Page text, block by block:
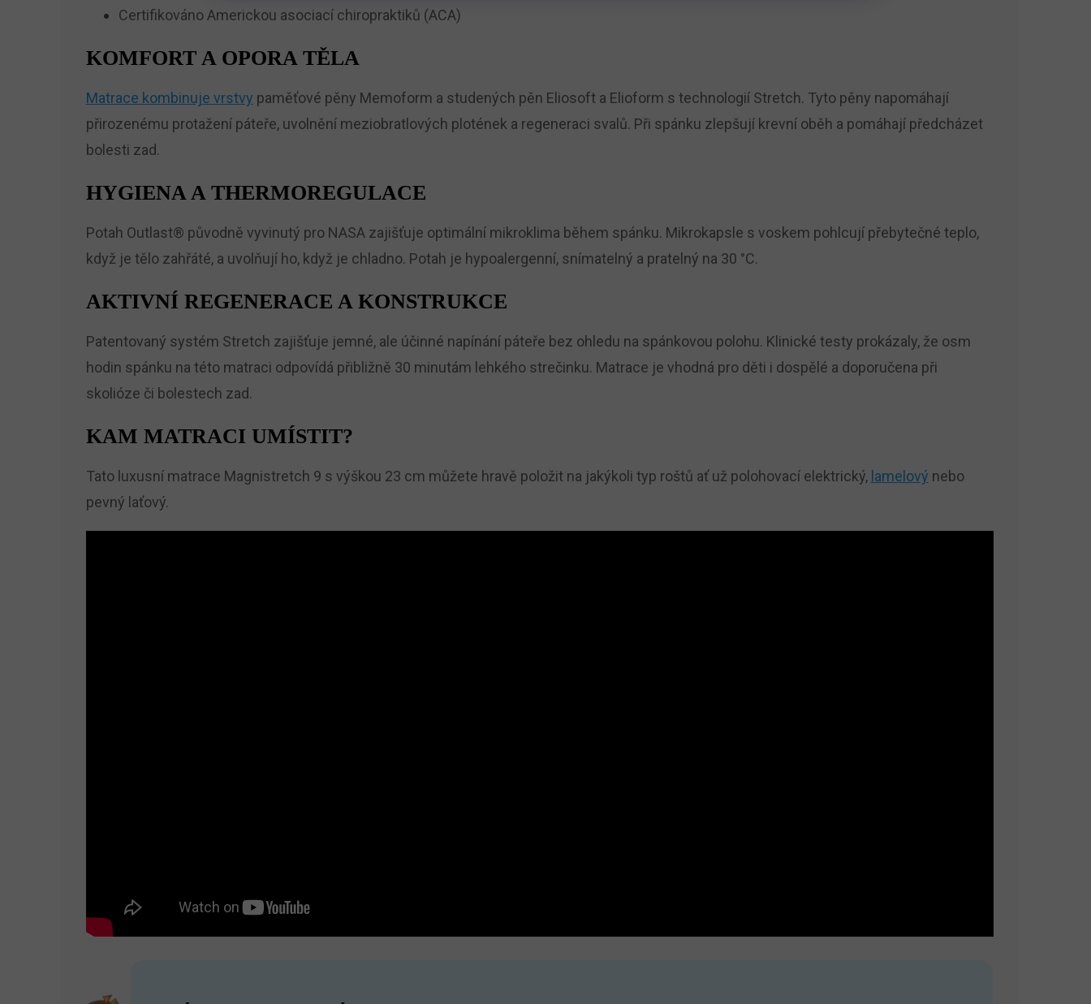
Certifikováno Americkou asociací chiropraktiků (ACA)
KOMFORT A OPORA TĚLA
Matrace kombinuje vrstvy paměťové pěny Memoform a studených pěn Eliosoft a Elioform s technologií Stretch. Tyto pěny napomáhají
přirozenému protažení páteře, uvolnění meziobratlových plotének a regeneraci svalů. Při spánku zlepšují krevní oběh a pomáhají předcházet
bolesti zad.
HYGIENA A THERMOREGULACE
Potah Outlast® původně vyvinutý pro NASA zajišťuje optimální mikroklima během spánku. Mikrokapsle s voskem pohlcují přebytečné teplo,
když je tělo zahřáté, a uvolňují ho, když je chladno. Potah je hypoalergenní, snímatelný a pratelný na 30 °C.
AKTIVNÍ REGENERACE A KONSTRUKCE
Patentovaný systém Stretch zajišťuje jemné, ale účinné napínání páteře bez ohledu na spánkovou polohu. Klinické testy prokázaly, že osm
hodin spánku na této matraci odpovídá přibližně 30 minutám lehkého strečinku. Matrace je vhodná pro děti i dospělé a doporučena při
skolióze či bolestech zad.
KAM MATRACI UMÍSTIT?
Tato luxusní matrace Magnistretch 9 s výškou 23 cm můžete hravě položit na jakýkoli typ roštů ať už polohovací elektrický, lamelový nebo
pevný laťový.